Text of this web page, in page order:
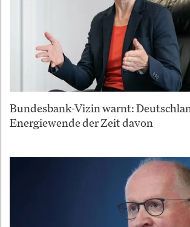
Bundesbank-Vizin warnt:
Energiewende der Zeit davon